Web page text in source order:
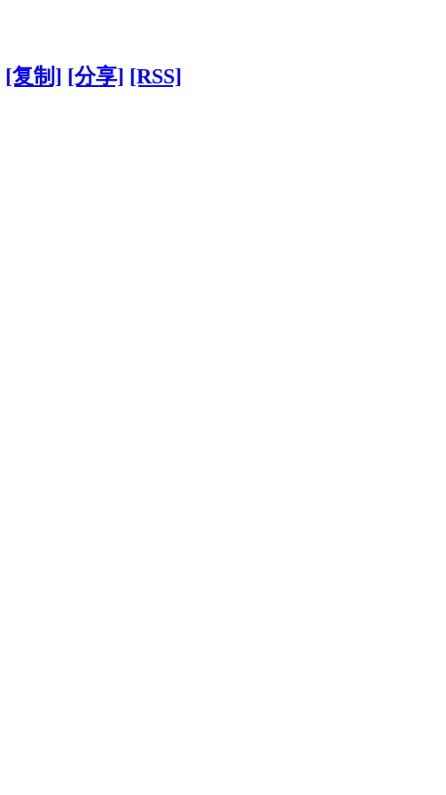
[复制] [分享] [RSS]